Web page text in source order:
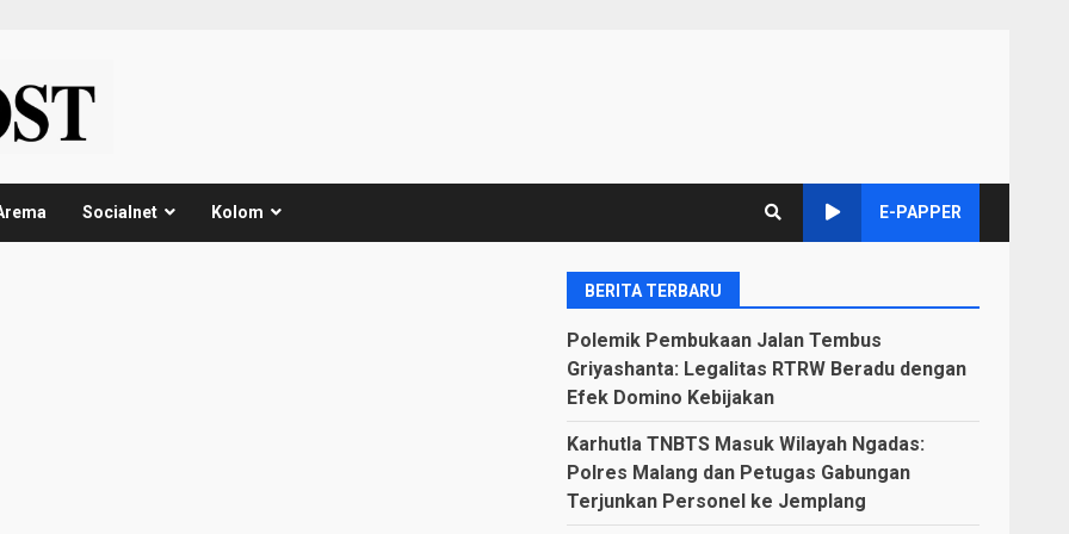
Socialnet Kolom E-PAPPER
BERITA TERBARU
Polemik Pembukaan Jalan Tembus
Griyashanta: Legalitas RTRW Beradu dengan
Efek Domino Kebijakan
Karhutla TNBTS Masuk Wilayah Ngadas:
Polres Malang dan Petugas Gabungan
Terjunkan Personel ke Jemplang